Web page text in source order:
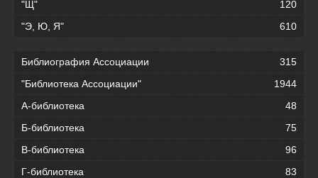
"Щ"
120
"Э, Ю, Я"
610
Библиография Ассоциации
315
"Библиотека Ассоциации"
1944
А-библиотека
48
Б-библиотека
75
В-библиотека
96
Г-библиотека
83